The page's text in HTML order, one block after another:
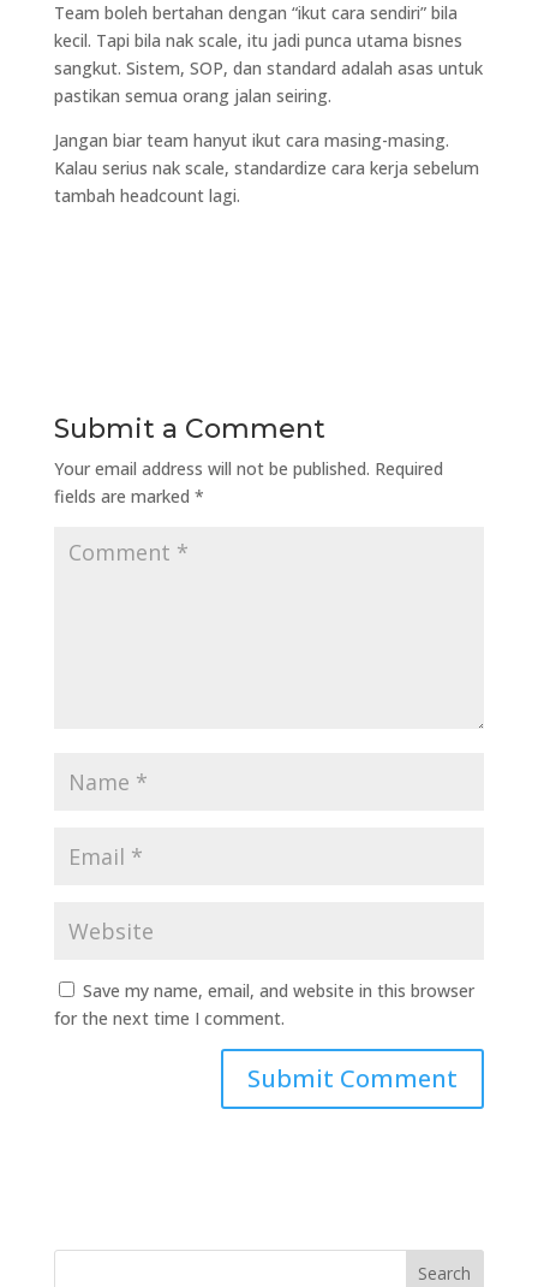
Team boleh bertahan dengan “ikut cara sendiri” bila
kecil. Tapi bila nak scale, itu jadi punca utama bisnes
sangkut. Sistem, SOP, dan standard adalah asas untuk
pastikan semua orang jalan seiring.
Jangan biar team hanyut ikut cara masing-masing.
Kalau serius nak scale, standardize cara kerja sebelum
tambah headcount lagi.
Submit a Comment
Your email address will not be published. Required
fields are marked *
Save my name, email, and website in this browser
for the next time I comment.
Search